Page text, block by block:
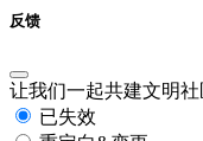
反馈
让我们一起共建文明社
已失效